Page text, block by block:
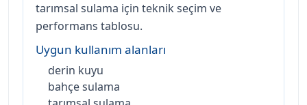
tarımsal sulama için teknik seçim ve
performans tablosu.
Uygun kullanım alanları
derin kuyu
bahçe sulama